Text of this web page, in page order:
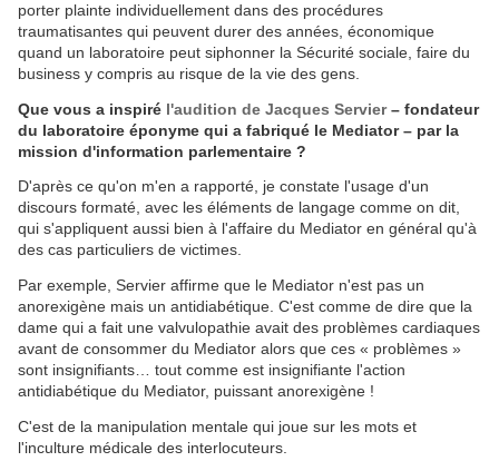
porter plainte individuellement dans des procédures
traumatisantes qui peuvent durer des années, économique
quand un laboratoire peut siphonner la Sécurité sociale, faire du
business y compris au risque de la vie des gens.
Que vous a inspiré l'audition de Jacques Servier – fondateur
du laboratoire éponyme qui a fabriqué le Mediator – par la
mission d'information parlementaire ?
D'après ce qu'on m'en a rapporté, je constate l'usage d'un
discours formaté, avec les éléments de langage comme on dit,
qui s'appliquent aussi bien à l'affaire du Mediator en général qu'à
des cas particuliers de victimes.
Par exemple, Servier affirme que le Mediator n'est pas un
anorexigène mais un antidiabétique. C'est comme de dire que la
dame qui a fait une valvulopathie avait des problèmes cardiaques
avant de consommer du Mediator alors que ces « problèmes »
sont insignifiants… tout comme est insignifiante l'action
antidiabétique du Mediator, puissant anorexigène !
C'est de la manipulation mentale qui joue sur les mots et
l'inculture médicale des interlocuteurs.